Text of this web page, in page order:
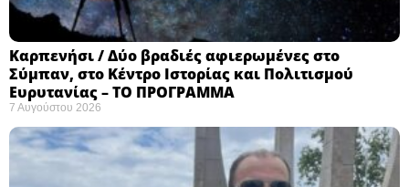
Καρπενήσι / Δύο βραδιές αφιερωμένες στο
Σύμπαν, στο Κέντρο Ιστορίας και Πολιτισμού
Ευρυτανίας – ΤΟ ΠΡΟΓΡΑΜΜΑ
7 Αυγούστου 2026